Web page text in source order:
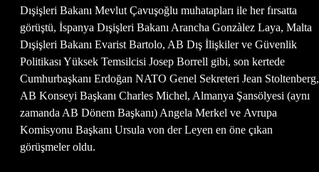
Dışişleri Bakanı Mevlut Çavuşoğlu muhatapları ile her fırsatta
görüştü, İspanya Dışişleri Bakanı Arancha Gonzàlez Laya, Malta
Dışişleri Bakanı Evarist Bartolo, AB Dış İlişkiler ve Güvenlik
Politikası Yüksek Temsilcisi Josep Borrell gibi, son kertede
Cumhurbaşkanı Erdoğan NATO Genel Sekreteri Jean Stoltenberg,
AB Konseyi Başkanı Charles Michel, Almanya Şansölyesi (aynı
zamanda AB Dönem Başkanı) Angela Merkel ve Avrupa
Komisyonu Başkanı Ursula von der Leyen en öne çıkan
görüşmeler oldu.